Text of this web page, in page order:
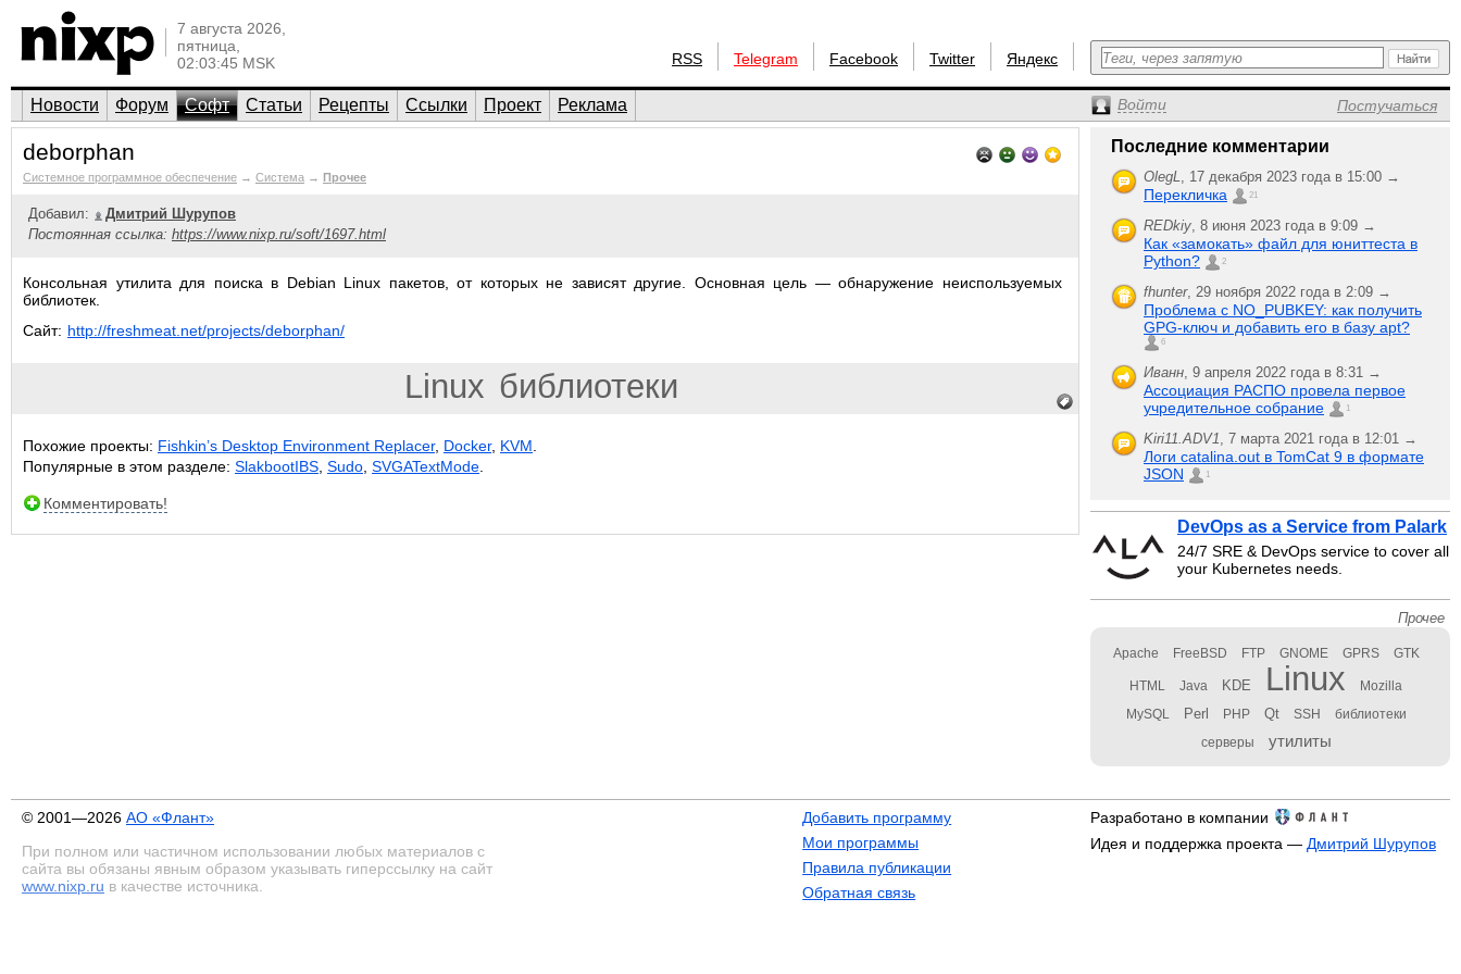
7 августа 2026,
пятница,
02:03:45 MSK
RSS Telegram Facebook Twitter Яндекс
Новости Форум Софт Статьи Рецепты Ссылки Проект Реклама Войти Постучаться
deborphan
Системное программное обеспечение → Система → Прочее
Добавил:
Дмитрий Шурупов
Постоянная ссылка: https://www.nixp.ru/soft/1697.html
Консольная утилита для поиска в Debian Linux пакетов, от которых не зависят другие. Основная цель — обнаружение неиспользуемых
библиотек.
Сайт: http://freshmeat.net/projects/deborphan/
Linux библиотеки
Похожие проекты: Fishkin’s Desktop Environment Replacer, Docker, KVM
Популярные в этом разделе: SlakbootIBS Sudo SVGATextMode
Комментировать!
Последние комментарии
OlegL, 17 декабря 2023 года в 15:00 →
Перекличка 21
REDkiy, 8 июня 2023 года в 9:09 →
Как «замокать» файл для юниттеста в
Python?
2
fhunter, 29 ноября 2022 года в 2:09 →
Проблема с NO_PUBKEY: как получить
GPG-ключ и добавить его в базу apt?
6
Иванн, 9 апреля 2022 года в 8:31 →
Ассоциация РАСПО провела первое
учредительное собрание
1
Kiri11.ADV1, 7 марта 2021 года в 12:01 →
Логи catalina.out в TomCat 9 в формате
JSON
1
DevOps as a Service from Palark
24/7 SRE & DevOps service to cover all
your Kubernetes needs.
Прочее
Apache FreeBSD FTP GNOME GPRS GTK
HTML Java KDE Linux Mozilla
MySQL Perl PHP Qt SSH библиотеки
серверы утилиты
© 2001—2026 АО «Флант»
При полном или частичном использовании любых материалов с
сайта вы обязаны явным образом указывать гиперссылку на сайт
www.nixp.ru в качестве источника.
Добавить программу
Мои программы
Правила публикации
Обратная связь
Разработано в компании
Идея и поддержка проекта — Дмитрий Шурупов